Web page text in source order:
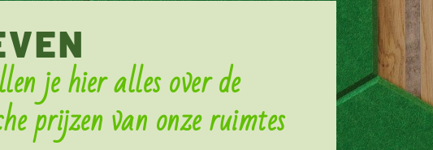
je hier alles over de
prijzen van onze ruimtes